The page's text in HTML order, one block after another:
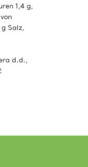
1,4 g,
Salz,
d.d.,